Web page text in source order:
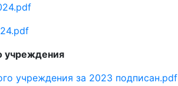
учреждения
учреждения за 2023 подписан.pdf